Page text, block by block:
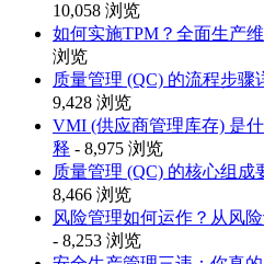
10,058 浏览
如何实施TPM？全面生产
浏览
质量管理 (QC) 的流程步
9,428 浏览
VMI (供应商管理库存) 是
释 - 8,975 浏览
质量管理 (QC) 的核心组成
8,466 浏览
风险管理如何运作？从风
- 8,253 浏览